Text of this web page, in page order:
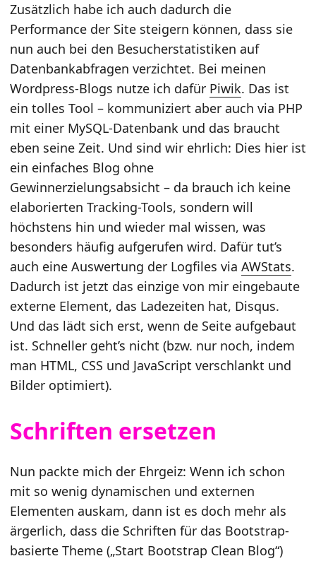
Zusätzlich habe ich auch dadurch die
Performance der Site steigern können, dass sie
nun auch bei den Besucherstatistiken auf
Datenbankabfragen verzichtet. Bei meinen
Wordpress-Blogs nutze ich dafür Piwik. Das ist
ein tolles Tool – kommuniziert aber auch via PHP
mit einer MySQL-Datenbank und das braucht
eben seine Zeit. Und sind wir ehrlich: Dies hier ist
ein einfaches Blog ohne
Gewinnerzielungsabsicht – da brauch ich keine
elaborierten Tracking-Tools, sondern will
höchstens hin und wieder mal wissen, was
besonders häufig aufgerufen wird. Dafür tut’s
auch eine Auswertung der Logfiles via AWStats.
Dadurch ist jetzt das einzige von mir eingebaute
externe Element, das Ladezeiten hat, Disqus.
Und das lädt sich erst, wenn de Seite aufgebaut
ist. Schneller geht’s nicht (bzw. nur noch, indem
man HTML, CSS und JavaScript verschlankt und
Bilder optimiert).
Schriften ersetzen
Nun packte mich der Ehrgeiz: Wenn ich schon
mit so wenig dynamischen und externen
Elementen auskam, dann ist es doch mehr als
ärgerlich, dass die Schriften für das Bootstrap-
basierte Theme („Start Bootstrap Clean Blog“)